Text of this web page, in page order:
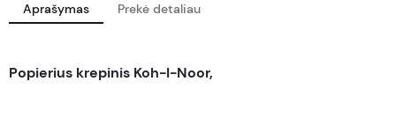
Aprašymas Prekė detaliau
Popierius krepinis Koh-I-Noor,